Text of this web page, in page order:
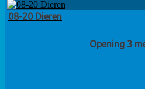
08-20 Dieren
Opening 3